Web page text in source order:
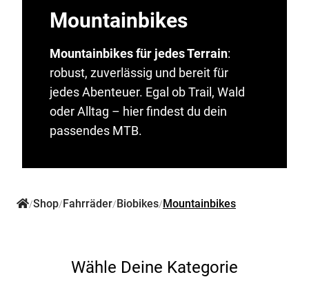
Mountainbikes
Mountainbikes für jedes Terrain:
robust, zuverlässig und bereit für
jedes Abenteuer. Egal ob Trail, Wald
oder Alltag – hier findest du dein
passendes MTB.
/Shop/Fahrräder/Biobikes/Mountainbikes
Wähle Deine Kategorie